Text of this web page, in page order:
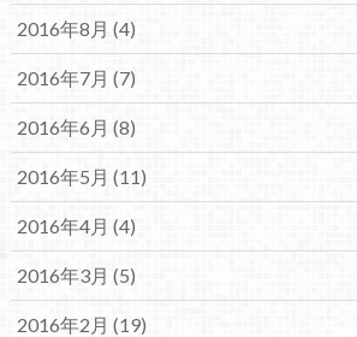
2016年8月 (4)
2016年7月 (7)
2016年6月 (8)
2016年5月 (11)
2016年4月 (4)
2016年3月 (5)
2016年2月 (19)